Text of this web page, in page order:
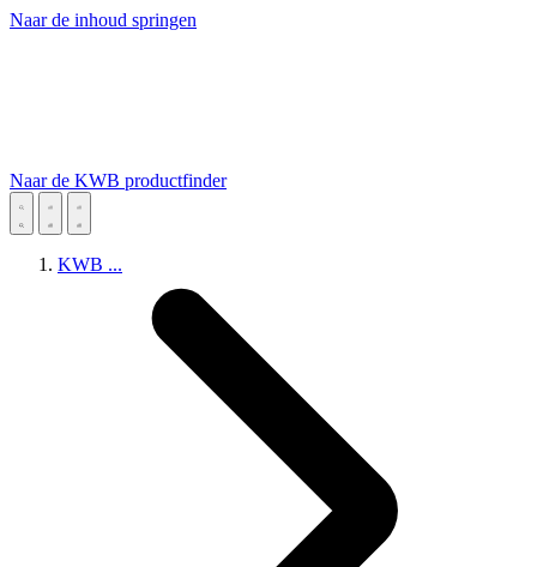
Naar de inhoud springen
Naar de KWB productfinder
KWB ...